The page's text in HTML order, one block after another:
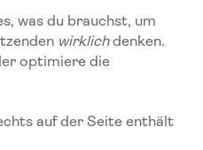
was du brauchst, um
wirklichdenken.
optimiere die
auf der Seite enthält